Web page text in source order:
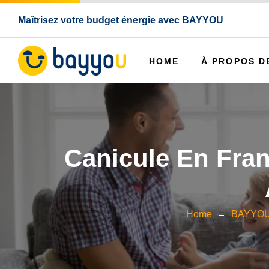
Maîtrisez votre budget énergie avec BAYYOU
HOME À PROPOS
Canicule En
Home